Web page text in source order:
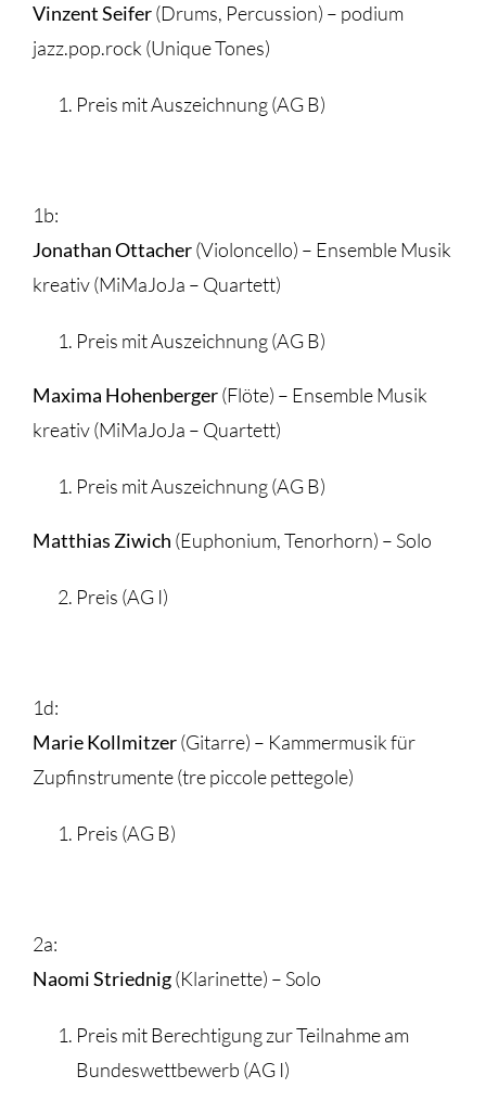
Vinzent Seifer(Drums, Percussion) – podium
jazz.pop.rock (Unique Tones)
Preis mit Auszeichnung (AG B)
1b:
Jonathan Ottacher(Violoncello) – Ensemble Musik
kreativ (MiMaJoJa – Quartett)
Preis mit Auszeichnung (AG B)
Maxima Hohenberger(Flöte) – Ensemble Musik
kreativ (MiMaJoJa – Quartett)
Preis mit Auszeichnung (AG B)
Matthias Ziwich (Euphonium, Tenorhorn) – Solo
Preis (AG I)
1d:
Marie Kollmitzer(Gitarre) – Kammermusik für
Zupfinstrumente (tre piccole pettegole)
Preis (AG B)
2a:
Naomi Striednig(Klarinette) – Solo
Preis mit Berechtigung zur Teilnahme am
Bundeswettbewerb (AG I)